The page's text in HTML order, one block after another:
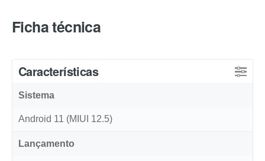
Ficha técnica
Características
Sistema
Android 11 (MIUI 12.5)
Lançamento